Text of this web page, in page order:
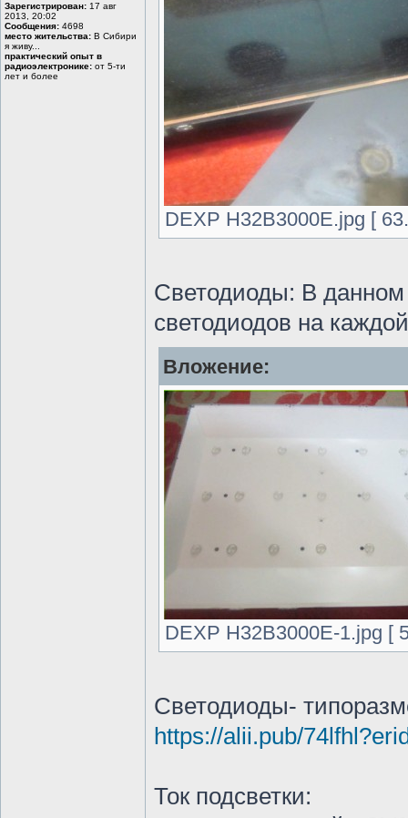
Зарегистрирован: 17 авг
2013, 20:02
Сообщения: 4698
место жительства: В Сибири
я живу...
практический опыт в
радиоэлектронике: от 5-ти
лет и более
DEXP H32B3000E.jpg [
Светодиоды: В данном
светодиодов на
Вложение:
DEXP H32B3000E-1.jpg [
Светодиоды-
https://alii.pub/
Ток подсветки: